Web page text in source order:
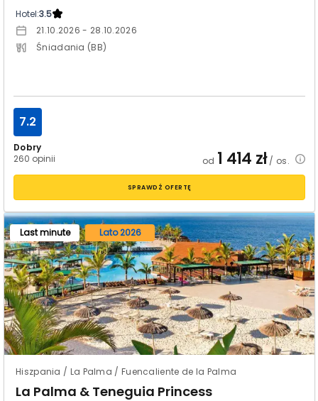
Hotel:3.5
21.10.2026 - 28.10.2026
Śniadania (BB)
Dobry
260 opinii
7.2
od 1 414 zł/ os.
SPRAWDŹ OFERTĘ
Last minute Lato 2026
Hiszpania / La Palma / Fuencaliente de la Palma
La Palma & Teneguia Princess